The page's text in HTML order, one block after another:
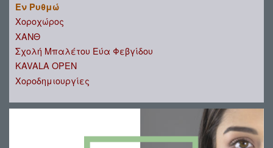
Εν Ρυθμώ
Χοροχώρος
ΧΑΝΘ
Σχολή Μπαλέτου Εύα Φεβγίδου
KAVALA OPEN
Χοροδημιουργίες